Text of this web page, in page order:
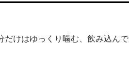
けはゆっくり噛む、飲み込ん